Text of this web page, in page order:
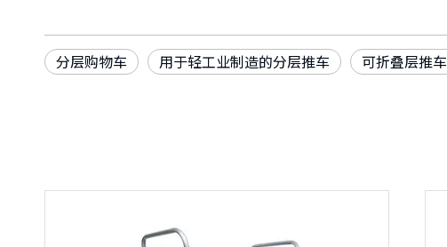
分层购物车 用于轻工业制造的分层推车 可折叠层推车